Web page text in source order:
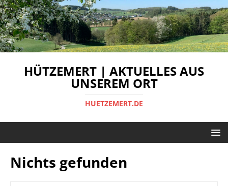
HÜTZEMERT | AKTUELLES AUS
UNSEREM ORT
HUETZEMERT.DE
Nichts gefunden